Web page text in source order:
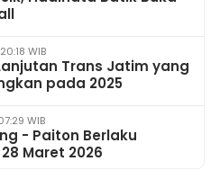
WIB
Trans Jatim yang
pada 2025
WIB
- Paiton Berlaku
Maret 2026